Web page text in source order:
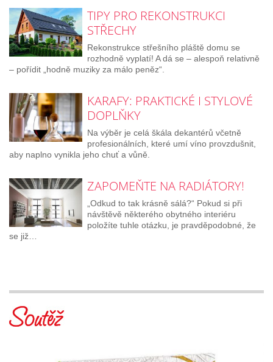
TIPY PRO REKONSTRUKCI
STŘECHY
Rekonstrukce střešního pláště domu se
rozhodně vyplatí! A dá se – alespoň relativně
– pořídit „hodně muziky za málo peněz“.
KARAFY: PRAKTICKÉ I STYLOVÉ
DOPLŇKY
Na výběr je celá škála dekantérů včetně
profesionálních, které umí víno provzdušnit,
aby naplno vynikla jeho chuť a vůně.
ZAPOMEŇTE NA RADIÁTORY!
„Odkud to tak krásně sálá?“ Pokud si při
návštěvě některého obytného interiéru
položíte tuhle otázku, je pravděpodobné, že
se již…